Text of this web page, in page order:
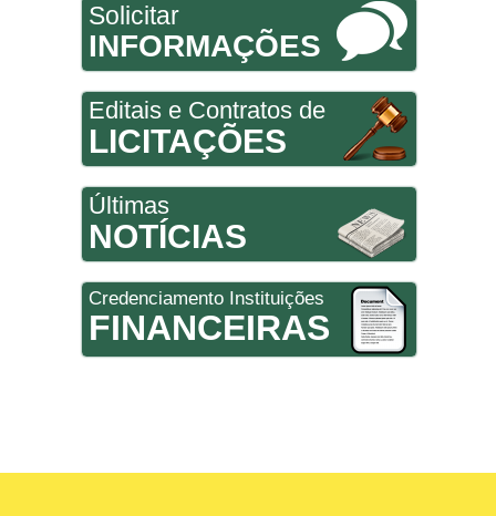
Solicitar
INFORMAÇÕES
Editais e Contratos de
LICITAÇÕES
Últimas
NOTÍCIAS
Credenciamento Instituições
FINANCEIRAS